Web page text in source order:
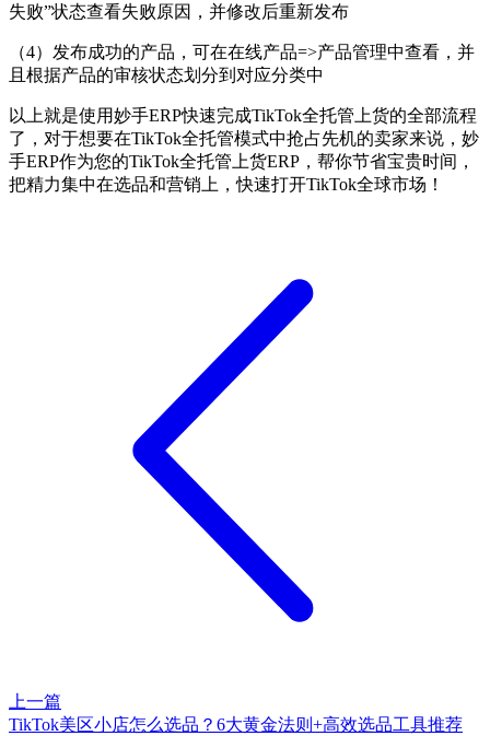
失败”状态查看失败原因，并修改后重新发布
（4）发布成功的产品，可在在线产品=>产品管理中查看，并
且根据产品的审核状态划分到对应分类中
以上就是使用妙手ERP快速完成TikTok全托管上货的全部流程
了，对于想要在TikTok全托管模式中抢占先机的卖家来说， 妙
手ERP作为您的TikTok全托管上货ERP，帮你节省宝贵时间，
把精力集中在选品和营销上，快速打开TikTok全球市场！
上一篇
TikTok美区小店怎么选品？6大黄金法则+高效选品工具推荐